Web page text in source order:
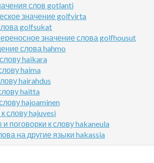
слов gotlanti
значение golfvirta
golfsukat
значение слова golfhousut
слова hahmo
haikara
haima
hairahdus
haitta
hajoaminen
слову hajuvesi
поговорки к слову hakaneula
на другие языки hakassia